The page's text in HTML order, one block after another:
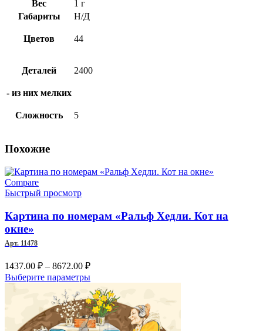
Вес
1 г
Габариты
Н/Д
Цветов 44
Деталей 2400
- из них мелких
Сложность 5
Похожие
Compare
Быстрый просмотр
Картина по номерам «Ральф Хедли. Кот на
окне»
Арт. 11478
1437.00 ₽ – 8672.00 ₽Диапазон
цен:
1437.00 ₽
–
8672.00 ₽
Выберите параметрыЭтот
товар
имеет
несколько
вариаций.